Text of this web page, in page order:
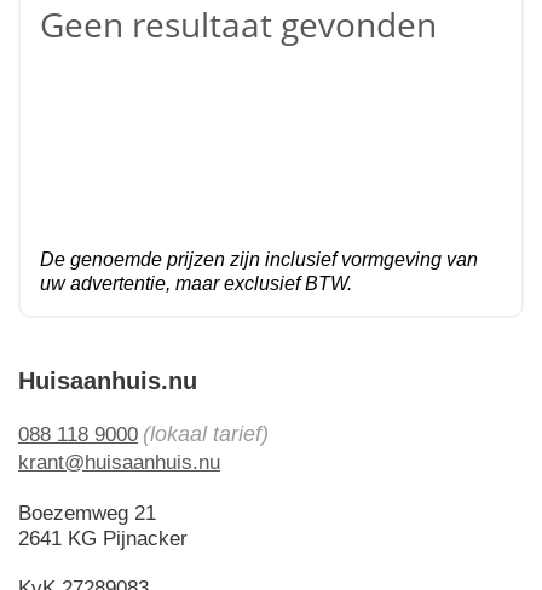
Huisaanhuis.nu
088 118 9000 (lokaal tarief)
krant@huisaanhuis.nu
Boezemweg 21
2641 KG Pijnacker
Geen resultaat gevonden
De genoemde prijzen zijn inclusief vormgeving van
uw advertentie, maar exclusief BTW.